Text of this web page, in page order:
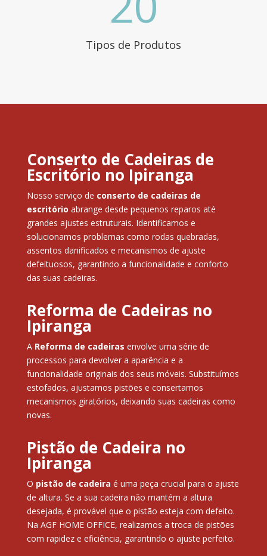
Tipos de Produtos
Conserto de Cadeiras de
Escritório no Ipiranga
Nosso serviço de conserto de cadeiras de
escritório abrange desde pequenos reparos até
grandes ajustes estruturais. Identificamos e
solucionamos problemas como rodas quebradas,
assentos danificados e mecanismos de ajuste
defeituosos, garantindo a funcionalidade e conforto
das suas cadeiras.
Reforma de Cadeiras no
Ipiranga
A Reforma de cadeiras envolve uma série de
processos para devolver a aparência e a
funcionalidade originais dos seus móveis. Substituímos
estofados, ajustamos pistões e consertamos
mecanismos giratórios, deixando suas cadeiras como
novas.
Pistão de Cadeira no
Ipiranga
O pistão de cadeira é uma peça crucial para o ajuste
de altura. Se a sua cadeira não mantém a altura
desejada, é provável que o pistão esteja com defeito.
Na AGF HOME OFFICE, realizamos a troca de pistões
com rapidez e eficiência, garantindo o ajuste perfeito.